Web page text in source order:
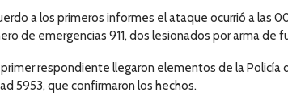
a los primeros informes el ataque ocurrió a las
de emergencias 911, dos lesionados por arma de
respondiente llegaron elementos de la Policía
5953, que confirmaron los hechos.